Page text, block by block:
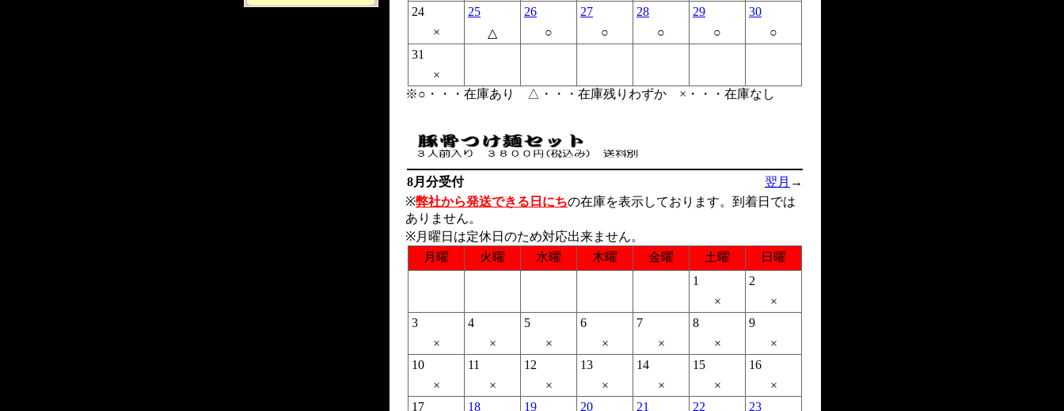
24
×
25
△
26
○
27
○
28
○
29
○
30
○
31
×
※○・・・在庫あり △・・・在庫残りわずか ×・・・在庫なし
8月分受付 翌月 →
※弊社から発送できる日にちの在庫を表示しております。到着日では
ありません。
※月曜日は定休日のため対応出来ません。
月曜
火曜 水曜 木曜 金曜 土曜
日曜
1
×
2
×
3
×
4
×
5
×
6
×
7
×
8
×
9
×
10
×
11
×
12
×
13
×
14
×
15
×
16
×
17
18 19 20 21 22 23